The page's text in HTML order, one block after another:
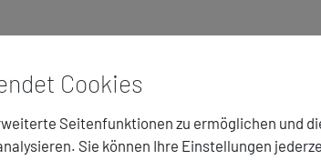
Cookies
Seitenfunktionen zu ermöglichen und
Sie können Ihre Einstellungen